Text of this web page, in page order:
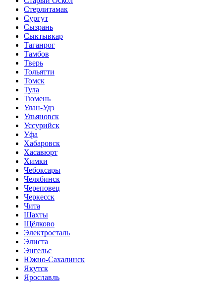
Стерлитамак
Сургут
Сызрань
Сыктывкар
Таганрог
Тамбов
Тверь
Тольятти
Томск
Тула
Тюмень
Улан-Удэ
Ульяновск
Уссурийск
Уфа
Хабаровск
Хасавюрт
Химки
Чебоксары
Челябинск
Череповец
Черкесск
Чита
Шахты
Щёлково
Электросталь
Элиста
Энгельс
Южно-Сахалинск
Якутск
Ярославль